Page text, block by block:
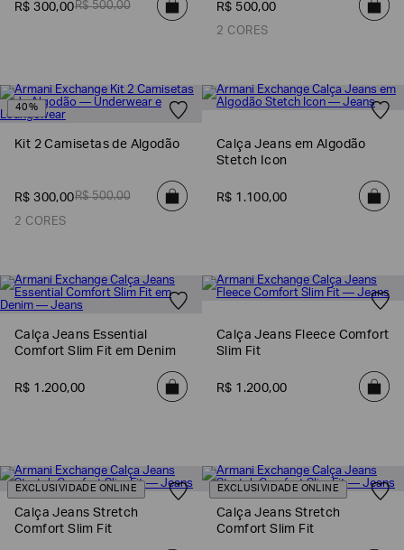
R$ 300,00R$ 500,00 R$ 500,00
2 CORES
40%
Kit 2 Camisetas de Algodão
R$ 300,00R$ 500,00
2 CORES
Calça Jeans em Algodão
Stetch Icon
R$ 1 .100,00
Calça Jeans Essential
Comfort Slim Fit em Denim
R$ 1 .200,00
Calça Jeans Fleece Comfort
Slim Fit
R$ 1 .200,00
EXCLUSIVIDADE ONLINE
Calça Jeans Stretch
Comfort Slim Fit
EXCLUSIVIDADE ONLINE
Calça Jeans Stretch
Comfort Slim Fit